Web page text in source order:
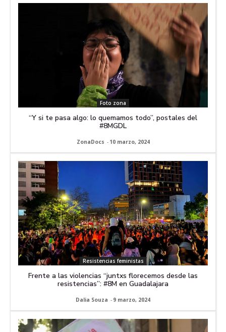
Foto zona
“Y si te pasa algo: lo quemamos todo”, postales del
#8MGDL
ZonaDocs - 10 marzo, 2024
Resistencias feministas
Frente a las violencias “juntxs florecemos desde las
resistencias”: #8M en Guadalajara
Dalia Souza - 9 marzo, 2024